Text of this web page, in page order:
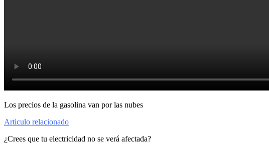
Los precios de la gasolina van por las nubes
Articulo relacionado
¿Crees que tu electricidad no se verá afectada?